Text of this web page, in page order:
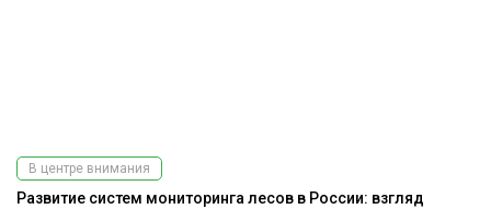
В центре внимания
Развитие систем мониторинга лесов в России: взгляд